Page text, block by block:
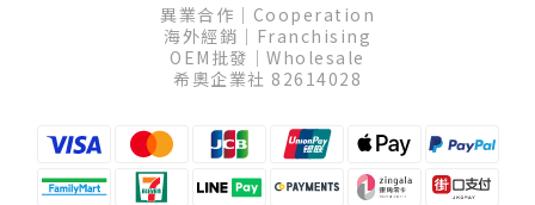
異業合作│Cooperation
海外經銷│Franchising
OEM批發│Wholesale
希奧企業社 82614028